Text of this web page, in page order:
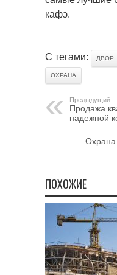
кафэ.
С тегами: ДВОР
ОХРАНА
Предыдущий
Продажа
надежной
Охрана
ПОХОЖИЕ